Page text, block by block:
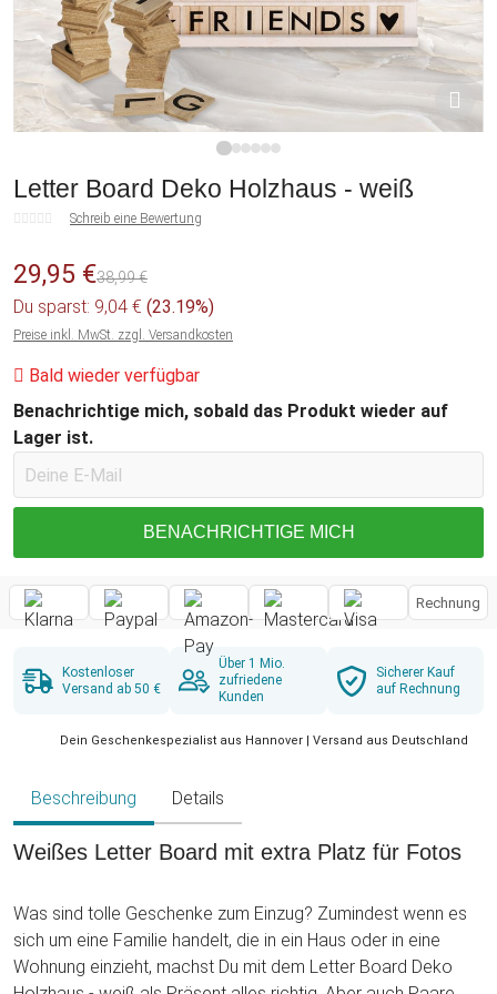
Letter Board Deko Holzhaus - weiß
Schreib eine Bewertung
29,95 €38,99 €
Du sparst: 9,04 € (23.19%)
Preise inkl. MwSt. zzgl. Versandkosten
Bald wieder verfügbar
Benachrichtige mich, sobald das Produkt wieder auf
Lager ist.
BENACHRICHTIGE MICH
Rechnung
Kostenloser
Versand ab 50 €
Über 1 Mio.
zufriedene
Kunden
Sicherer Kauf
auf Rechnung
Dein Geschenkespezialist aus Hannover | Versand aus Deutschland
Beschreibung Details
Weißes Letter Board mit extra Platz für Fotos
Was sind tolle Geschenke zum Einzug? Zumindest wenn es
sich um eine Familie handelt, die in ein Haus oder in eine
Wohnung einzieht, machst Du mit dem Letter Board Deko